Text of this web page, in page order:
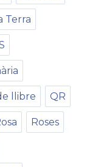
Terra
llibre QR
Roses